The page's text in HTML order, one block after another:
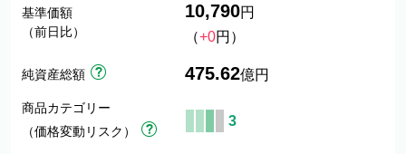
基準価額
（前日比）
10,790円
（+0円）
純資産総額 475.62億円
商品カテゴリー
（価格変動リスク）
3